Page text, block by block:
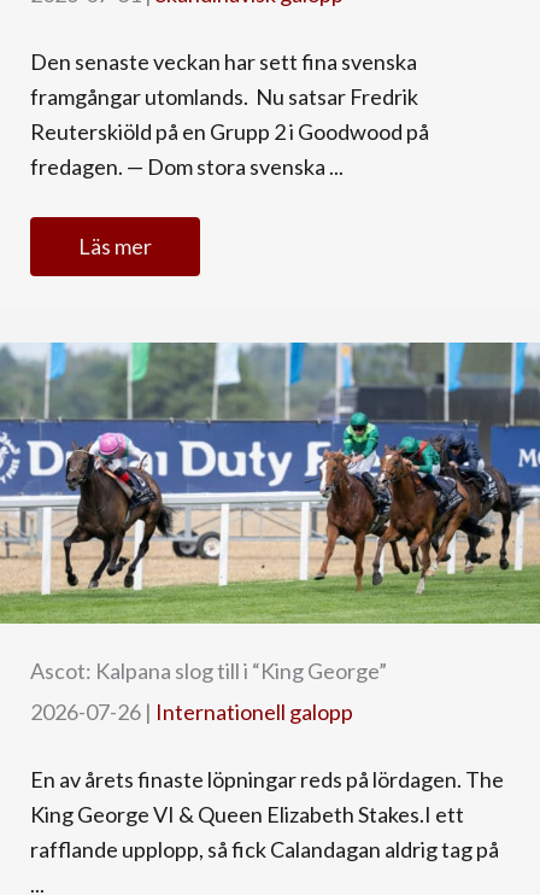
Den senaste veckan har sett fina svenska
framgångar utomlands. Nu satsar Fredrik
Reuterskiöld på en Grupp 2 i Goodwood på
fredagen. — Dom stora svenska ...
Läs mer
Ascot: Kalpana slog till i “King George”
2026-07-26 | Internationell galopp
En av årets finaste löpningar reds på lördagen. The
King George VI & Queen Elizabeth Stakes.I ett
rafflande upplopp, så fick Calandagan aldrig tag på
...